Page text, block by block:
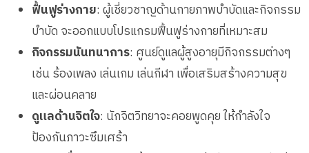
ฟื้นฟูร่างกาย: ผู้เชี่ยวชาญด้านกายภาพบำบัดและกิจกรรม
บำบัด จะออกแบบโปรแกรมฟื้นฟูร่างกายที่เหมาะสม
กิจกรรมนันทนาการ: ศูนย์ดูแลผู้สูงอายุมีกิจกรรมต่างๆ
เช่น ร้องเพลง เล่นเกม เล่นกีฬา เพื่อเสริมสร้างความสุข
และผ่อนคลาย
ดูแลด้านจิตใจ: นักจิตวิทยาจะคอยพูดคุย ให้กำลังใจ
ป้องกันภาวะซึมเศร้า